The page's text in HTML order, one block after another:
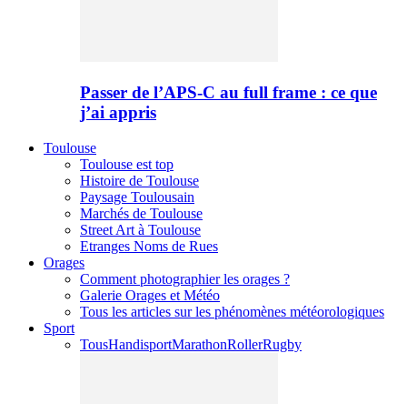
Passer de l’APS-C au full frame : ce que
j’ai appris
Toulouse
Toulouse est top
Histoire de Toulouse
Paysage Toulousain
Marchés de Toulouse
Street Art à Toulouse
Etranges Noms de Rues
Orages
Comment photographier les orages ?
Galerie Orages et Météo
Tous les articles sur les phénomènes météorologiques
Sport
TousHandisportMarathonRollerRugby